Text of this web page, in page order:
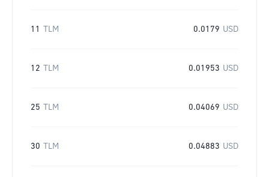
11 TLM 0.0179 USD
12 TLM 0.01953 USD
25 TLM 0.04069 USD
30 TLM 0.04883 USD